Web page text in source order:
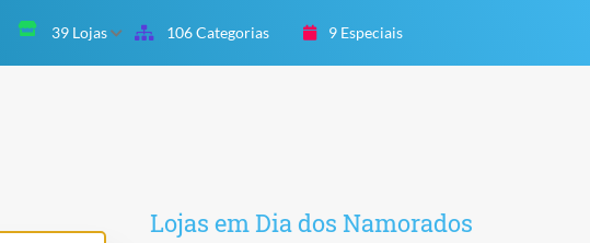
39 Lojas 106 Categorias 9 Especiais
Lojas em Dia dos Namorados